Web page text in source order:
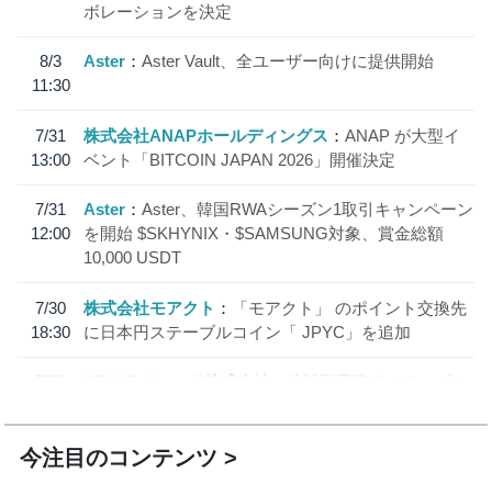
ボレーションを決定
8/3
11:30
Aster Aster Vault、全ユーザー向けに提供開始
7/31
13:00
株式会社ANAPホールディングス
ANAP が大型イ
ベント「BITCOIN JAPAN 2026」開催決定
7/31
12:00
Aster
Aster、韓国RWAシーズン1取引キャンペーン
を開始 $SKHYNIX・$SAMSUNG対象、賞金総額
10,000 USDT
7/30
18:30
株式会社モアクト
「モアクト」 のポイント交換先
に日本円ステーブルコイン「 JPYC」を追加
7/29
SBI VCトレード株式会社
信託型円建てステーブル
今注目のコンテンツ